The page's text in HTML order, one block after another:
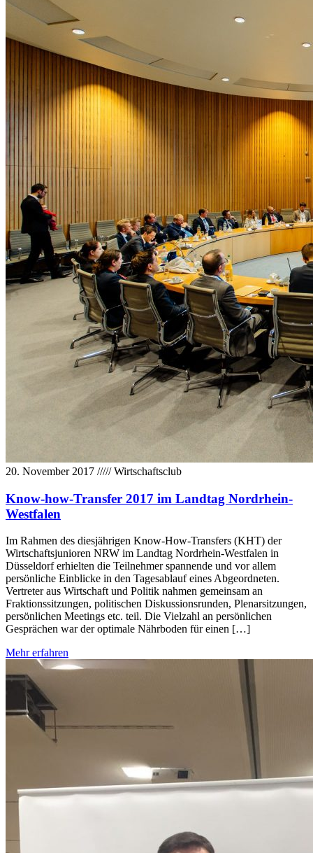
20. November 2017 /////Wirtschaftsclub
Know-how-Transfer 2017 im Landtag Nordrhein-
Westfalen
Im Rahmen des diesjährigen Know-How-Transfers (KHT) der
Wirtschaftsjunioren NRW im Landtag Nordrhein-Westfalen in
Düsseldorf erhielten die Teilnehmer spannende und vor allem
persönliche Einblicke in den Tagesablauf eines Abgeordneten.
Vertreter aus Wirtschaft und Politik nahmen gemeinsam an
Fraktionssitzungen, politischen Diskussionsrunden, Plenarsitzungen,
persönlichen Meetings etc. teil. Die Vielzahl an persönlichen
Gesprächen war der optimale Nährboden für einen […]
Mehr erfahren